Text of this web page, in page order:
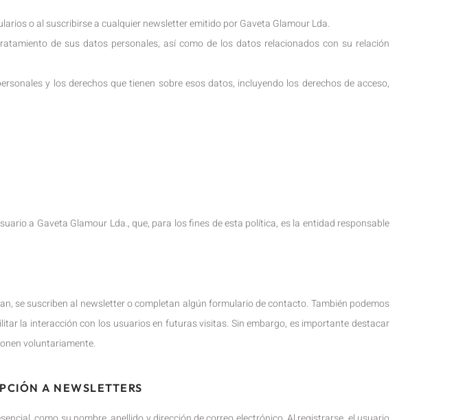
o al suscribirse a cualquier newsletter emitido por Gaveta Glamour Lda.
de sus datos personales, así como de los datos relacionados con su relación
y los derechos que tienen sobre esos datos, incluyendo los derechos de acceso,
a Gaveta Glamour Lda., que, para los fines de esta política, es la entidad responsable
se suscriben al newsletter o completan algún formulario de contacto. También podemos
la interacción con los usuarios en futuras visitas. Sin embargo, es importante destacar
voluntariamente.
A NEWSLETTERS